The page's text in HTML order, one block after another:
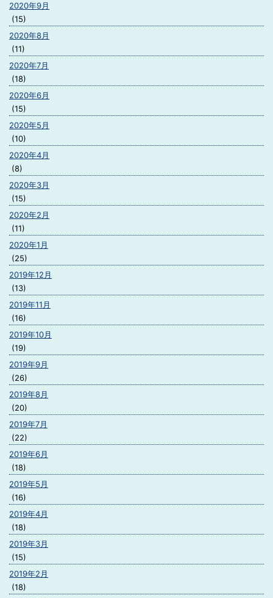
2020年9月
(15)
2020年8月
(11)
2020年7月
(18)
2020年6月
(15)
2020年5月
(10)
2020年4月
(8)
2020年3月
(15)
2020年2月
(11)
2020年1月
(25)
2019年12月
(13)
2019年11月
(16)
2019年10月
(19)
2019年9月
(26)
2019年8月
(20)
2019年7月
(22)
2019年6月
(18)
2019年5月
(16)
2019年4月
(18)
2019年3月
(15)
2019年2月
(18)